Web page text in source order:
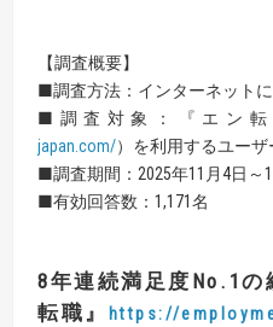
【調査概要】
■調査方法：インターネット
■調査対象：『エン転
japan.com/）を利用するユーザ
■調査期間：2025年11月4日～
■有効回答数：1,171名
8年連続満足度 No.1の
転職』
https://